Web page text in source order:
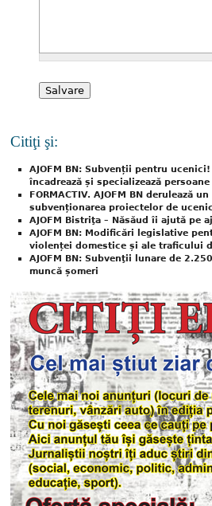
Citiţi şi:
AJOFM BN: Subvenții pentru
încadrează și specializează
FORMACTIV. AJOFM BN derulează
subvenționarea proiectelor de
AJOFM Bistriţa – Năsăud îi ajută pe
AJOFM BN: Modificări legislative
violenței domestice și ale traficului
AJOFM BN: Subvenţii lunare de
muncă șomeri